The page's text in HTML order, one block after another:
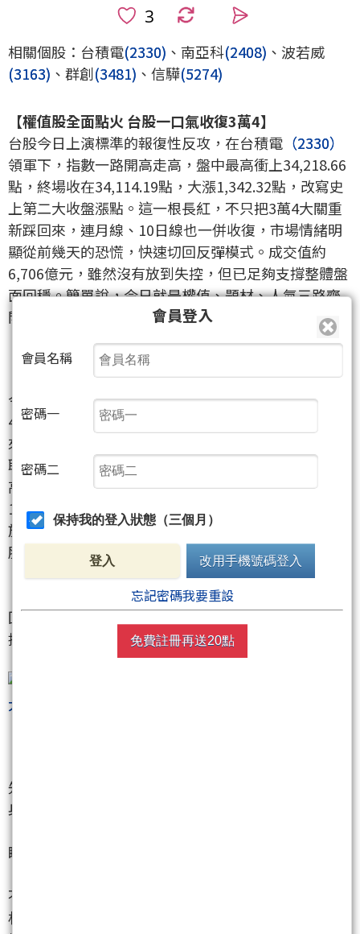
相關個股：台積電(2330) 、南亞科(2408) 、波若威
(3163) 、群創(3481) 、信驊(5274)
【權值股全面點火 台股一口氣收復3萬4】
台股今日上演標準的報復性反攻，在台積電 （2330）
領軍下，指數一路開高走高，盤中最高衝上34,218.66
點，終場收在34,114.19點，大漲1,342.32點，改寫史
上第二大收盤漲點。這一根長紅，不只把3萬4大關重
新踩回來，連月線、10日線也一併收復，市場情緒明
顯從前幾天的恐慌，快速切回反彈模式。成交值約
6,706億元，雖然沒有放到失控，但已足夠支撐整體盤
面回穩。簡單說，今日就是權值、題材、人氣三路齊
開，空方被硬生生往後推了一大步。
【台積電帶頭衝 雙王與高價股全面回神】
今日最有指標性的，還是台積電（2330）強彈
4.86%，收在1,940元，一口氣把市場信心重新拉回
來；台達電
聯發科（2454）、日月光投控
高價股則是另一個亮點，股王信驊（5274）收在
10,055元，正式站上「萬金股」寶座，等於替高價股
族群再添一把火。除了健策（3653）
股幾乎全面翻紅，世芯-KY （3661）、旺矽
、力旺（3529） 、致茂（2360）、竑騰
（3324）更直接亮燈。盤面一口氣重
回37千金，氣勢就是一句話：高價股不只回神，還直
接把多頭氣氛拉滿。
先前被殺到灰頭土臉的記憶體族群，今日終於集體翻
身。南亞科
瞻
不只是技術面修復，也反映市場對供應吃緊與報價題
材重新買單。面板族群同樣很搶戲，群創
會員登入
會員名稱
密碼一
密碼二
保持我的登入狀態（三個月）
登入 改用手機號碼登入
忘記密碼我要重設
免費註冊再送20點